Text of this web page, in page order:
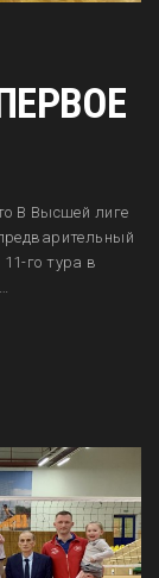
В Высшей лиге
го тура в